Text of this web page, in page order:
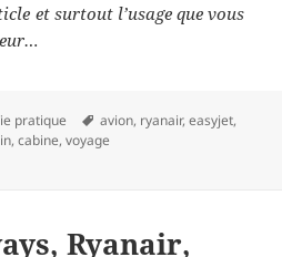
et surtout l’usage que vous
pratique
Mots-
clés
avion, ryanair,easyjet,
,cabine,voyage
Ryanair,